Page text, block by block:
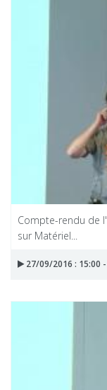
Compte-rendu de
sur Matériel...
27/09/2016 : 15:00 -